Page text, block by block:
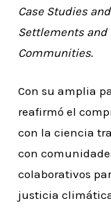
Case Studies
Settlements
Communities.
Con su amplia
reafirmó el
con la ciencia
con
colaborativos
justicia